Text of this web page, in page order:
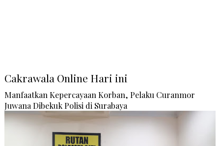
Cakrawala Online Hari ini
Manfaatkan Kepercayaan Korban, Pelaku Curanmor
Juwana Dibekuk Polisi di Surabaya